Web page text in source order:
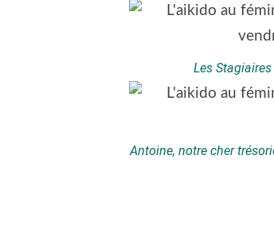
Les
Antoine, notre cher